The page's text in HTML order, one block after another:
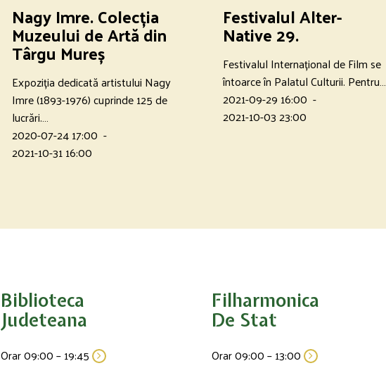
Nagy Imre. Colecția
Muzeului de Artă din
Târgu Mureș
Expoziția dedicată artistului Nagy
Imre (1893-1976) cuprinde 125 de
lucrări.…
2020-07-24 17:00 -
2021-10-31 16:00
Festivalul Alter-
Native 29.
Festivalul Internațional de Film se
întoarce în Palatul Culturii. Pentru…
2021-09-29 16:00 -
2021-10-03 23:00
Biblioteca
Judeteana
Orar 09:00 – 19:45
Filharmonica
De Stat
Orar 09:00 – 13:00